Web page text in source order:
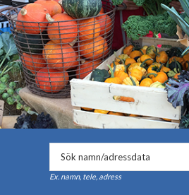
Ex. namn, tele, adress